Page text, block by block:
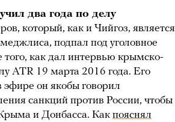
два года по делу
который, как и Чийгоз, является
подпал под уголовное
того, как дал интервью крымско-
ATR 19 марта 2016 года. Его
эфире он якобы говорил
санкций против России, чтобы
и Донбасса. Как пояснял